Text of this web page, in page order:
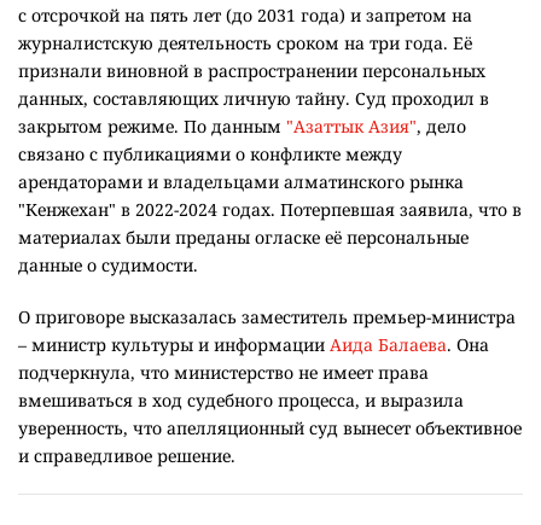
с отсрочкой на пять лет (до 2031 года) и запретом на
журналистскую деятельность сроком на три года. Её
признали виновной в распространении персональных
данных, составляющих личную тайну. Суд проходил в
закрытом режиме. По данным "Азаттык Азия", дело
связано с публикациями о конфликте между
арендаторами и владельцами алматинского рынка
"Кенжехан" в 2022-2024 годах. Потерпевшая заявила, что в
материалах были преданы огласке её персональные
данные о судимости.
О приговоре высказалась заместитель премьер-министра
– министр культуры и информации Аида Балаева. Она
подчеркнула, что министерство не имеет права
вмешиваться в ход судебного процесса, и выразила
уверенность, что апелляционный суд вынесет объективное
и справедливое решение.